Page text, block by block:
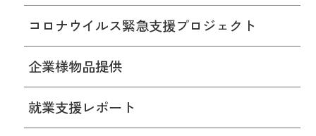
コロナウイルス緊急支援プロジェクト
企業様物品提供
就業支援レポート